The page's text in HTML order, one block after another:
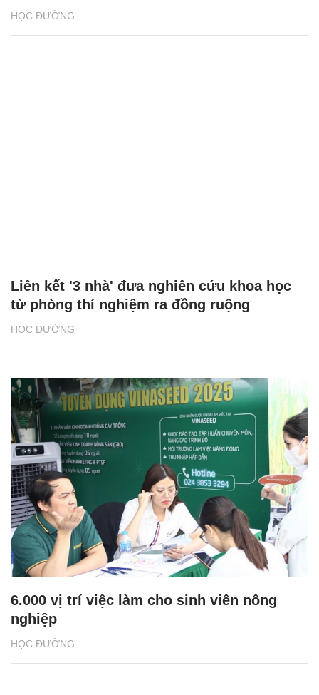
HỌC ĐƯỜNG
HỌC ĐƯỜNG
Liên kết '3 nhà' đưa nghiên cứu khoa học
từ phòng thí nghiệm ra đồng ruộng
HỌC ĐƯỜNG
6.000 vị trí việc làm cho sinh viên nông
nghiệp